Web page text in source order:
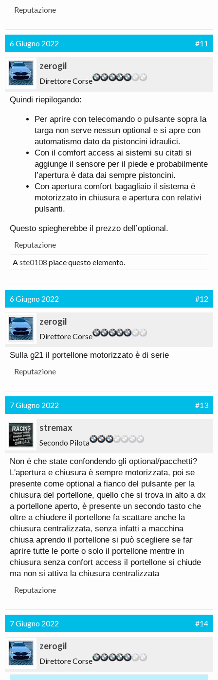
Reputazione
6 Giugno 2022 #11
zerogil
Direttore Corse
Quindi riepilogando:
Per aprire con telecomando o pulsante sopra la
targa non serve nessun optional e si apre con
automatismo dato da pistoncini idraulici.
Con il comfort access ai sistemi su citati si
aggiunge il sensore per il piede e probabilmente
l’apertura è data dai sempre pistoncini.
Con apertura comfort bagagliaio il sistema è
motorizzato in chiusura e apertura con relativi
pulsanti.
Questo spiegherebbe il prezzo dell’optional.
Reputazione
Aste0108 piace questo elemento.
6 Giugno 2022 #12
zerogil
Direttore Corse
Sulla g21 il portellone motorizzato è di serie
Reputazione
7 Giugno 2022 #13
stremax
Secondo Pilota
Non è che state confondendo gli optional/pacchetti?
L'apertura e chiusura è sempre motorizzata, poi se
presente come optional a fianco del pulsante per la
chiusura del portellone, quello che si trova in alto a dx
a portellone aperto, è presente un secondo tasto che
oltre a chiudere il portellone fa scattare anche la
chiusura centralizzata, senza infatti a macchina
chiusa aprendo il portellone si può scegliere se far
aprire tutte le porte o solo il portellone mentre in
chiusura senza confort access il portellone si chiude
ma non si attiva la chiusura centralizzata
Reputazione
7 Giugno 2022 #14
zerogil
Direttore Corse